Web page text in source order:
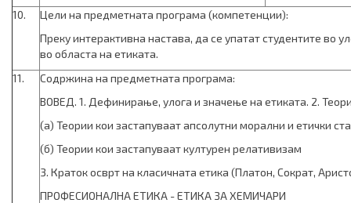
10.
Цели на предметната програма (компетенции):
Преку интерактивна настава, да се упатат студентите во
во областа на етиката.
11.
Содржина на предметната програма:
ВОВЕД. 1. Дефинирање, улога и значење на етиката. 2.
(а) Теории кои застапуваат апсолутни морални и етички
(б) Теории кои застапуваат културен релативизам
3. Краток осврт на класичната етика (Платон, Сократ,
ПРОФЕСИОНАЛНА ЕТИКА - ЕТИКА ЗА ХЕМИЧАРИ